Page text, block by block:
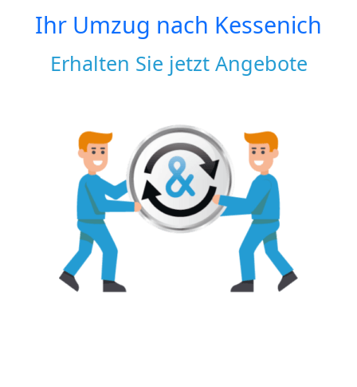
Ihr Umzug nach Kessenich
Erhalten Sie jetzt Angebote